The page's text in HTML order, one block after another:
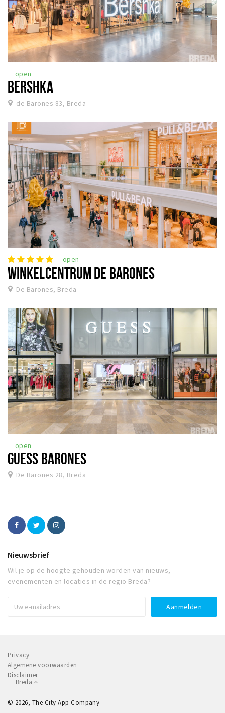
open
BERSHKA
de Barones 83, Breda
open
WINKELCENTRUM DE BARONES
De Barones, Breda
open
GUESS BARONES
De Barones 28, Breda
Nieuwsbrief
Wil je op de hoogte gehouden worden van nieuws,
evenementen en locaties in de regio Breda?
Privacy
Algemene voorwaarden
Disclaimer
Breda
© 2026, The City App Company